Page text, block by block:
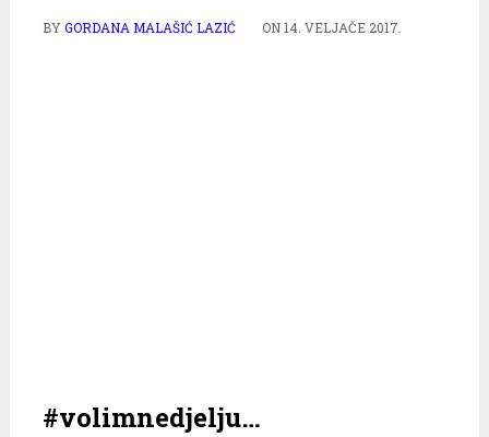
BYGORDANA MALAŠIĆ LAZIĆ ON14. VELJAČE 2017.
#volimnedjelju…